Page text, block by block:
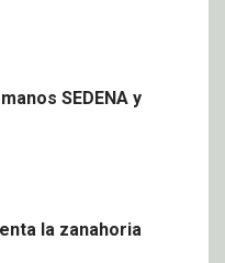
SEDENA y
la zanahoria